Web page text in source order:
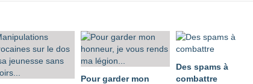
Pour garder mon
Des spams à
combattre